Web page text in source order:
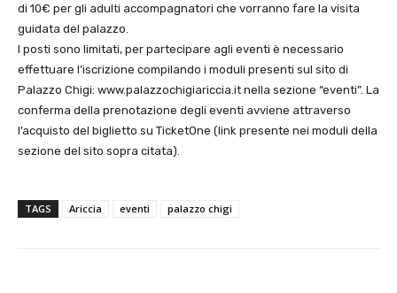
di 10€ per gli adulti accompagnatori che vorranno fare la visita
guidata del palazzo.
I posti sono limitati, per partecipare agli eventi è necessario
effettuare l’iscrizione compilando i moduli presenti sul sito di
Palazzo Chigi: www.palazzochigiariccia.it nella sezione “eventi”. La
conferma della prenotazione degli eventi avviene attraverso
l’acquisto del biglietto su TicketOne (link presente nei moduli della
sezione del sito sopra citata).
TAGS Ariccia eventi palazzo chigi